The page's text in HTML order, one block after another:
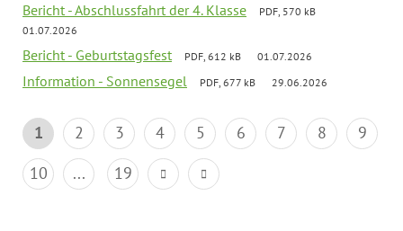
Bericht - Abschlussfahrt der 4. Klasse
PDF, 570 kB
01.07.2026
Bericht - Geburtstagsfest PDF, 612 kB 01.07.2026
Information - Sonnensegel PDF, 677 kB 29.06.2026
1 2 3 4 5 6 7 8
9
10
... 19